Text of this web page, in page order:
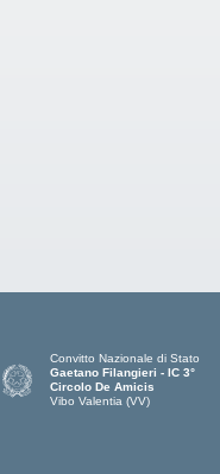
Convitto Nazionale di Stato
Gaetano Filangieri - IC 3°
Circolo De Amicis
Vibo Valentia (VV)